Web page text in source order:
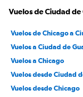
Vuelos de Ciudad
Vuelos de Chicago a
Vuelos a Ciudad de
Vuelos a Chicago
Vuelos desde Ciudad
Vuelos desde Chicago